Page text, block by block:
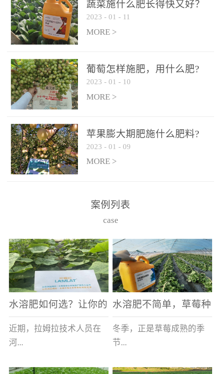
合大量元素水溶肥一起使
用，促使果实膨大，果肉
饱满，品质好，果、枝健
后期∶冲施、滴灌2.5-5kg/
亩/次配合大量元素水溶肥
一起使用，果实转色均
匀，口感好，糖度提高，
预防枝叶早衰。5、叶面喷
施︰浓度800-1500倍（1-
6kg/公顷，间隔10-14天一
次，喷1-3次。
合大量元素水溶肥一起使
后期∶冲施、滴灌2.5-5kg/
亩/次配合大量元素水溶肥
施︰浓度800-1500倍（1-
蔬菜施什么肥长得快又好？
2023 - 01 - 11
MORE >
葡萄怎样施肥，用什么肥?
2023 - 01 - 10
MORE >
苹果膨大期肥施什么肥料?
2023 - 01 - 09
MORE >
案例列表
case
水溶肥如何选？让你的
老棚土好产量高
近期，拉姆拉技术人员在
河...
水溶肥不简单，草莓种
植户指名要使用
冬季，正是草莓成熟的季
节...